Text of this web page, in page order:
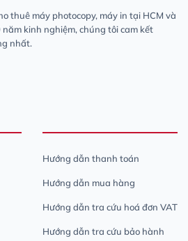
thuê máy photocopy, máy in tại HCM và
kinh nghiệm, chúng tôi cam kết
nhất.
Hướng dẫn thanh toán
Hướng dẫn mua hàng
Hướng dẫn tra cứu hoá đơn VAT
Hướng dẫn tra cứu bảo hành